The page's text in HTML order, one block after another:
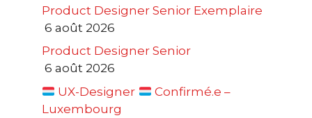
Product Designer Senior Exemplaire
6 août 2026
Product Designer Senior
6 août 2026
UX-Designer
Confirmé.e –
Luxembourg